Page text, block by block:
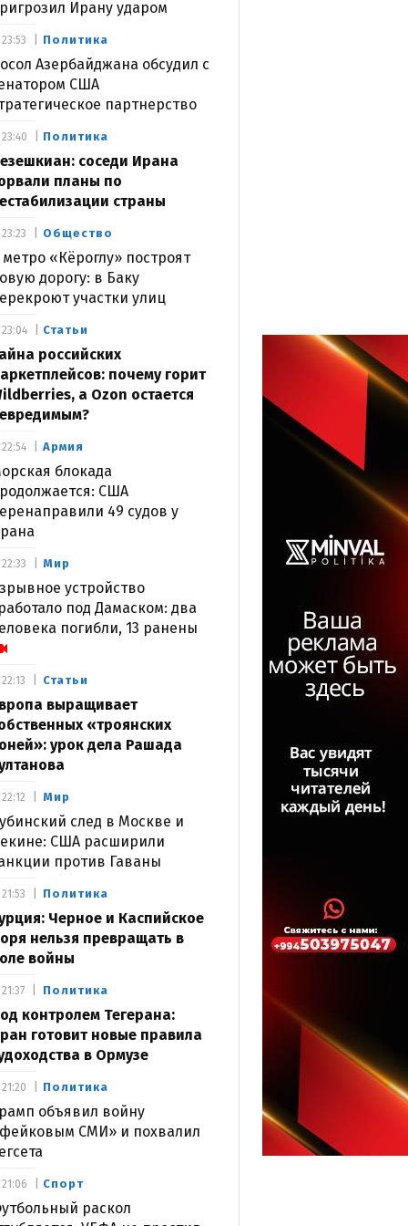
Ирану ударом
Политика
Азербайджана обсудил с
США
партнерство
23:53
Политика
соседи Ирана
планы по
страны
23:40
Общество
«Кёроглу» построят
дорогу: в Баку
участки улиц
23:23
Статьи
российских
почему горит
а Ozon остается
23:04
Армия
блокада
США
49 судов у
22:54
Мир
устройство
под Дамаском: два
погибли, 13 ранены
22:33
Статьи
выращивает
«троянских
урок дела Рашада
22:13
Мир
след в Москве и
США расширили
против Гаваны
22:12
Политика
Черное и Каспийское
нельзя превращать в
войны
21:53
Политика
контролем Тегерана:
готовит новые правила
в Ормузе
21:37
Политика
объявил войну
СМИ» и похвалил
21:20
Спорт
раскол
21:06